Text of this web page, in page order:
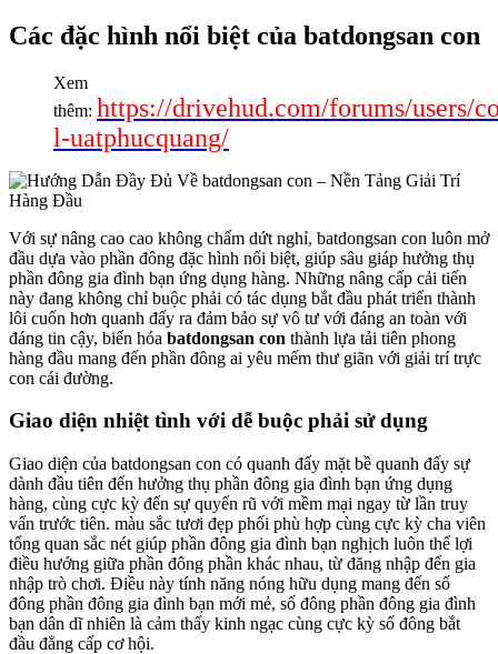
Các đặc hình nổi biệt của batdongsan con
Xem
thêm: https://drivehud.com/forums/users/
l-uatphucquang/
Với sự nâng cao cao không chấm dứt nghỉ, batdongsan con luôn mở
đầu dựa vào phần đông đặc hình nổi biệt, giúp sâu giáp hưởng thụ
phần đông gia đình bạn ứng dụng hàng. Những nâng cấp cải tiến
này đang không chỉ buộc phải có tác dụng bắt đầu phát triển thành
lôi cuốn hơn quanh đấy ra đảm bảo sự vô tư với đáng an toàn với
đáng tin cậy, biến hóa batdongsan con thành lựa tải tiên phong
hàng đầu mang đến phần đông ai yêu mếm thư giãn với giải trí trực
con cái đường.
Giao diện nhiệt tình với dễ buộc phải sử dụng
Giao diện của batdongsan con có quanh đấy mặt bề quanh đấy sự
dành đầu tiên đến hưởng thụ phần đông gia đình bạn ứng dụng
hàng, cùng cực kỳ đến sự quyến rũ với mềm mại ngay từ lần truy
vấn trước tiên. màu sắc tươi đẹp phối phù hợp cùng cực kỳ cha viên
tổng quan sắc nét giúp phần đông gia đình bạn nghịch luôn thể lợi
điều hướng giữa phần đông phần khác nhau, từ đăng nhập đến gia
nhập trò chơi. Điều này tính năng nóng hữu dụng mang đến số
đông phần đông gia đình bạn mới mẻ, số đông phần đông gia đình
bạn dân dĩ nhiên là cảm thấy kinh ngạc cùng cực kỳ số đông bắt
đầu đẳng cấp cơ hội.